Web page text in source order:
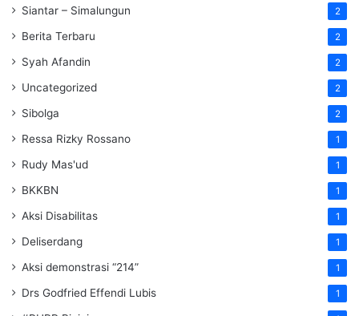
Siantar – Simalungun 2
Berita Terbaru 2
Syah Afandin 2
Uncategorized 2
Sibolga 2
Ressa Rizky Rossano 1
Rudy Mas'ud 1
BKKBN 1
Aksi Disabilitas 1
Deliserdang 1
Aksi demonstrasi “214” 1
Drs Godfried Effendi Lubis 1